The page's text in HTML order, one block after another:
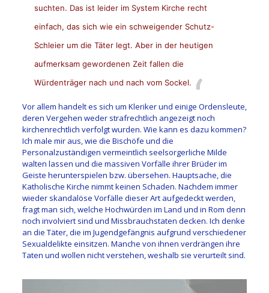
suchten. Das ist leider im System Kirche recht
einfach, das sich wie ein schweigender Schutz-
Schleier um die Täter legt. Aber in der heutigen
aufmerksam gewordenen Zeit fallen die
Würdenträger nach und nach vom Sockel.
Vor allem handelt es sich um Kleriker und einige Ordensleute,
deren Vergehen weder strafrechtlich angezeigt noch
kirchenrechtlich verfolgt wurden. Wie kann es dazu kommen?
Ich male mir aus, wie die Bischöfe und die
Personalzuständigen vermeintlich seelsorgerliche Milde
walten lassen und die massiven Vorfälle ihrer Brüder im
Geiste herunterspielen bzw. übersehen. Hauptsache, die
Katholische Kirche nimmt keinen Schaden. Nachdem immer
wieder skandalöse Vorfälle dieser Art aufgedeckt werden,
fragt man sich, welche Hochwürden im Land und in Rom denn
noch involviert sind und Missbrauchstaten decken. Ich denke
an die Täter, die im Jugendgefängnis aufgrund verschiedener
Sexualdelikte einsitzen. Manche von ihnen verdrängen ihre
Taten und wollen nicht verstehen, weshalb sie verurteilt sind.